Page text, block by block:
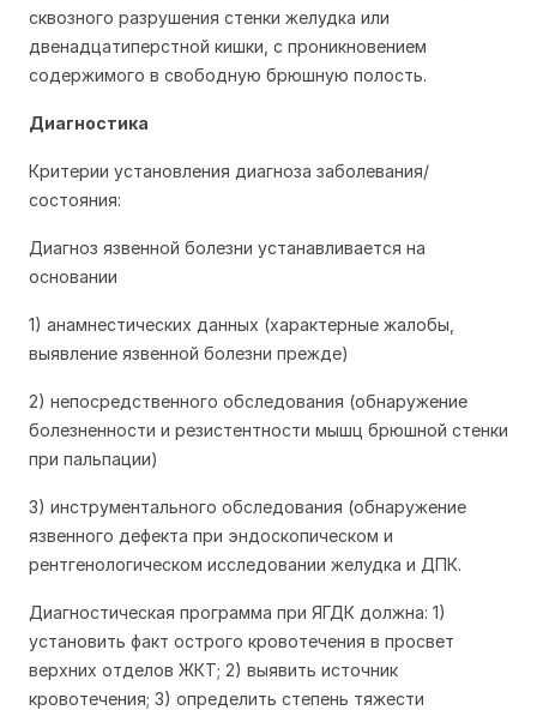
сквозного разрушения стенки желудка или
двенадцатиперстной кишки, с проникновением
содержимого в свободную брюшную полость.
Диагностика
Критерии установления диагноза заболевания/
состояния:
Диагноз язвенной болезни устанавливается на
основании
1) анамнестических данных (характерные жалобы,
выявление язвенной болезни прежде)
2) непосредственного обследования (обнаружение
болезненности и резистентности мышц брюшной стенки
при пальпации)
3) инструментального обследования (обнаружение
язвенного дефекта при эндоскопическом и
рентгенологическом исследовании желудка и ДПК.
Диагностическая программа при ЯГДК должна: 1)
установить факт острого кровотечения в просвет
верхних отделов ЖКТ; 2) выявить источник
кровотечения; 3) определить степень тяжести